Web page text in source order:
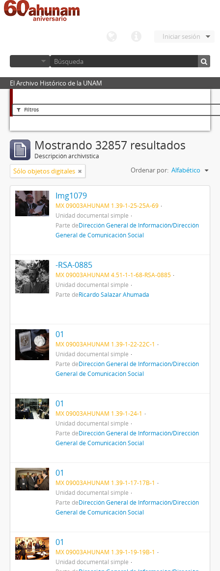
Iniciar sesión
El Archivo Histórico de la UNAM
Filtros
Mostrando 32857 resultados
Descripción archivística
Sólo objetos digitales Ordenar por: Alfabético
Img1079
MX 09003AHUNAM 1.39-1-25-25A-69
Unidad documental simple
Parte deDirección General de Información/Dirección
General de Comunicación Social
-RSA-0885
MX 09003AHUNAM 4.51-1-1-68-RSA-0885
Unidad documental simple
Parte deRicardo Salazar Ahumada
01
MX 09003AHUNAM 1.39-1-22-22C-1
Unidad documental simple
Parte deDirección General de Información/Dirección
General de Comunicación Social
01
MX 09003AHUNAM 1.39-1-24-1
Unidad documental simple
Parte deDirección General de Información/Dirección
General de Comunicación Social
01
MX 09003AHUNAM 1.39-1-17-17B-1
Unidad documental simple
Parte deDirección General de Información/Dirección
General de Comunicación Social
01
MX 09003AHUNAM 1.39-1-19-19B-1
Unidad documental simple